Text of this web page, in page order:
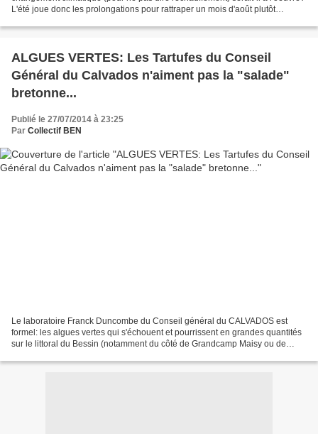
L'été joue donc les prolongations pour rattraper un mois d'août plutôt
ALGUES VERTES: Les Tartufes du Conseil
Général du Calvados n'aiment pas la "salade"
bretonne...
Publié le 27/07/2014 à 23:25
Par Collectif BEN
Le laboratoire Franck Duncombe du Conseil général du CALVADOS est
formel: les algues vertes qui s'échouent et pourrissent en grandes quantités
sur le littoral du Bessin (notamment du côté de Grandcamp Maisy ou de